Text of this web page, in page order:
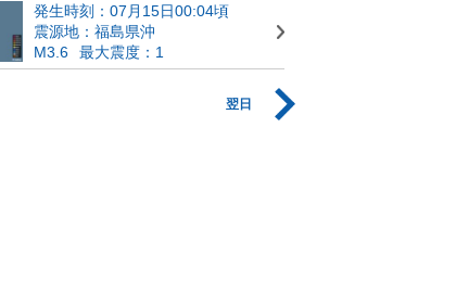
発生時刻：07月15日00:04頃
震源地：福島県沖
M3.6
最大震度：1
翌日